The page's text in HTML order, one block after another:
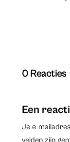
0 Reacties
Een
Je e-
velden zijn